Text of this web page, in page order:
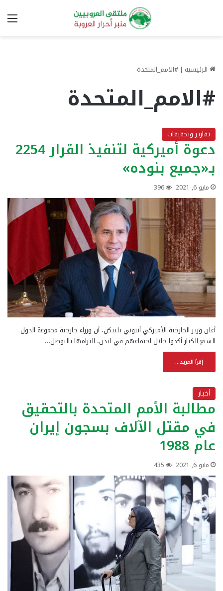
الرئيسية | #الامم_المتحدة
#الامم_المتحدة
تقارير وتحقيقات
دعوة أميركية لتنفيذ القرار 2254
بـ«جميع بنوده»
مايو 6, 2021 396
أعلن وزير الخارجية الأميركي أنتوني بلينكن، أن وزراء خارجية مجموعة الدول
السبع الكبار أكدوا خلال اجتماعهم في لندن، التزامها بالتوصل…
إقرأ المزيد...
أخبار
مطالبة الأمم المتحدة بالتحقيق
في مقتل الآلاف بسجون إيران
عام 1988
مايو 6, 2021 435